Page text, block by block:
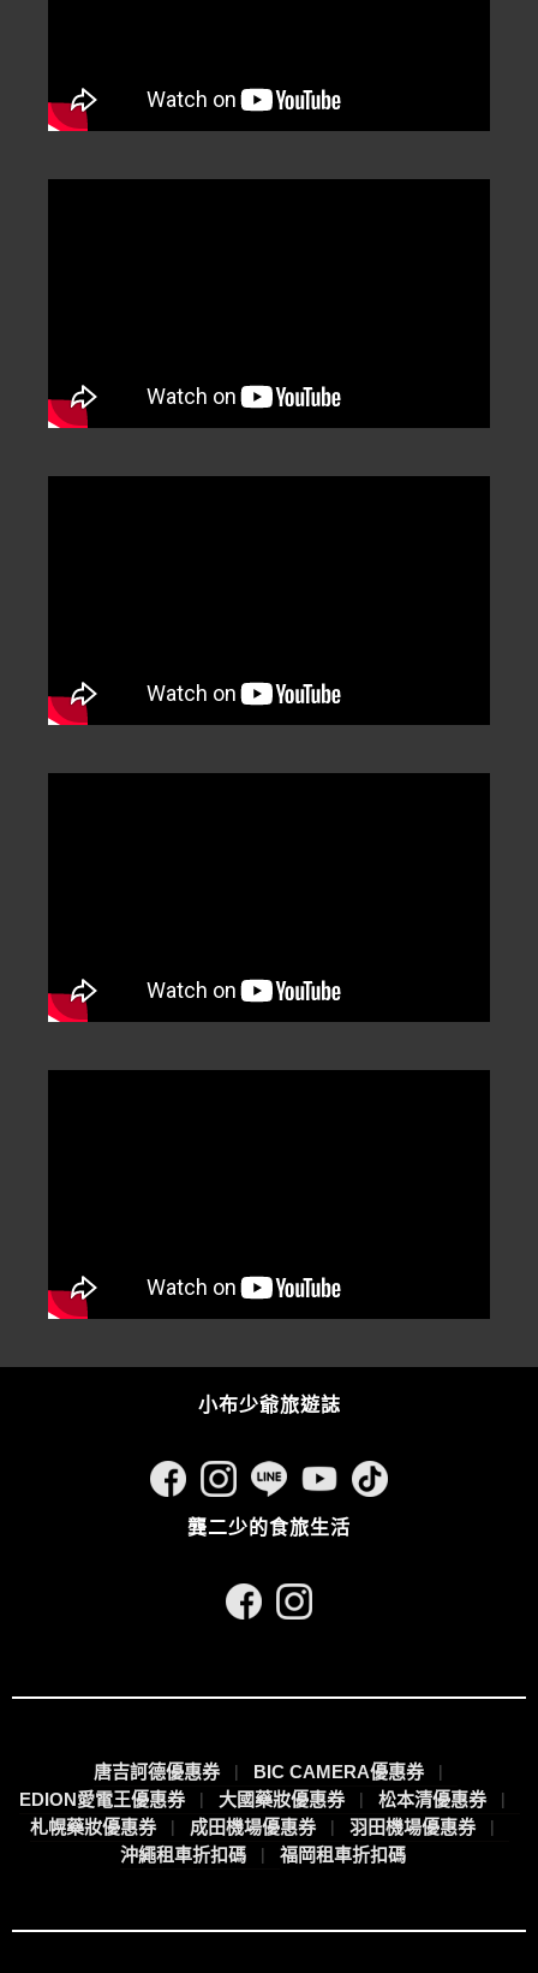
小布少爺旅遊誌
龔二少的食旅生活
唐吉訶德優惠券
BIC CAMERA優惠券
EDION愛電王優惠券
大國藥妝優惠券
松本清優惠券
札幌藥妝優惠券
成田機場優惠券
羽田機場優惠券
沖繩租車折扣碼
福岡租車折扣碼